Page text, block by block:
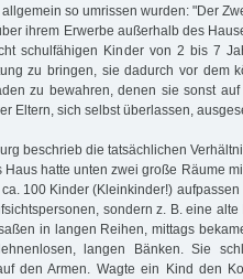
so umrissen wurden: "Der
ihrem Erwerbe außerhalb des
schulfähigen Kinder von 2 bis 7
zu bringen, sie dadurch vor dem
zu bewahren, denen sie sonst
Eltern, sich selbst überlassen,
beschrieb die tatsächlichen
hatte unten zwei große Räume
100 Kinder (Kleinkinder!)
sondern z. B. eine
in langen Reihen, mittags
langen Bänken. Sie
den Armen. Wagte ein Kind den